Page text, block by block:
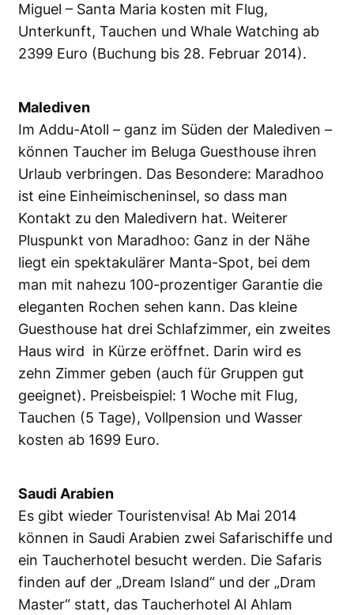
Miguel – Santa Maria kosten mit Flug,
Unterkunft, Tauchen und Whale Watching ab
2399 Euro (Buchung bis 28. Februar 2014).
Malediven
Im Addu-Atoll – ganz im Süden der Malediven –
können Taucher im Beluga Guesthouse ihren
Urlaub verbringen. Das Besondere: Maradhoo
ist eine Einheimischeninsel, so dass man
Kontakt zu den Maledivern hat. Weiterer
Pluspunkt von Maradhoo: Ganz in der Nähe
liegt ein spektakulärer Manta-Spot, bei dem
man mit nahezu 100-prozentiger Garantie die
eleganten Rochen sehen kann. Das kleine
Guesthouse hat drei Schlafzimmer, ein zweites
Haus wird in Kürze eröffnet. Darin wird es
zehn Zimmer geben (auch für Gruppen gut
geeignet). Preisbeispiel: 1 Woche mit Flug,
Tauchen (5 Tage), Vollpension und Wasser
kosten ab 1699 Euro.
Saudi Arabien
Es gibt wieder Touristenvisa! Ab Mai 2014
können in Saudi Arabien zwei Safarischiffe und
ein Taucherhotel besucht werden. Die Safaris
finden auf der „Dream Island“ und der „Dram
Master“ statt, das Taucherhotel Al Ahlam